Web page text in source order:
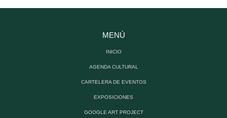
MENÚ
INICIO
AGENDA CULTURAL
CARTELERA DE EVENTOS
EXPOSICIONES
GOOGLE ART PROJECT